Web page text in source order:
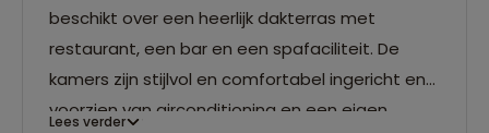
beschikt over een heerlijk dakterras met
restaurant, een bar en een spafaciliteit. De
kamers zijn stijlvol en comfortabel ingericht en
voorzien van airconditioning en een eigen
Lees verder